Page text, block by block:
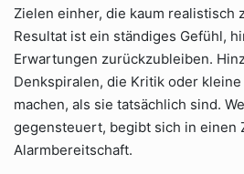
Zielen einher, die kaum realistisch
Resultat ist ein ständiges Gefühl,
Erwartungen zurückzubleiben.
Denkspiralen, die Kritik oder
machen, als sie tatsächlich sind.
gegensteuert, begibt sich in einen
Alarmbereitschaft.